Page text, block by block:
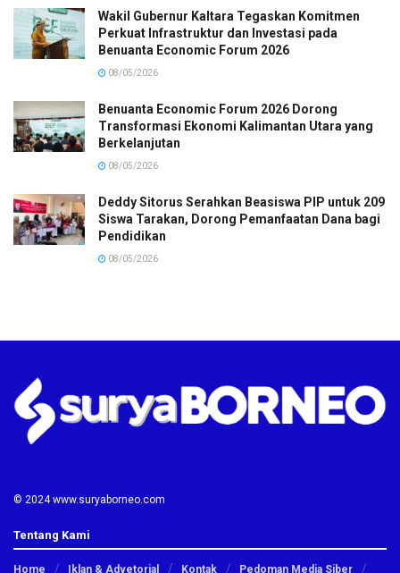
Wakil Gubernur Kaltara Tegaskan Komitmen
Perkuat Infrastruktur dan Investasi pada
Benuanta Economic Forum 2026
08/05/2026
Benuanta Economic Forum 2026 Dorong
Transformasi Ekonomi Kalimantan Utara yang
Berkelanjutan
08/05/2026
Deddy Sitorus Serahkan Beasiswa PIP untuk 209
Siswa Tarakan, Dorong Pemanfaatan Dana bagi
Pendidikan
08/05/2026
© 2024 www.suryaborneo.com
Tentang Kami
Home Iklan & Advetorial Kontak Pedoman Media Siber